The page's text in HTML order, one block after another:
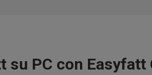
su PC con Easyfatt